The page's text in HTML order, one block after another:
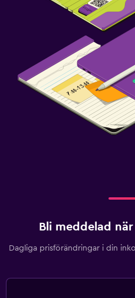
Bli meddelad
Dagliga prisförändringar i din